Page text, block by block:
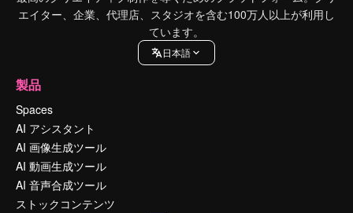
エイター、企業、代理店、スタジオを含む100万人以上が利用し
ています。
日本語
製品
Spaces
AI アシスタント
AI 画像生成ツール
AI 動画生成ツール
AI 音声合成ツール
ストックコンテンツ